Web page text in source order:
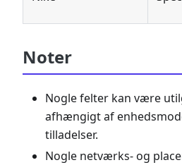
Noter
Nogle felter kan være
afhængigt af
tilladelser.
Nogle netværks- og